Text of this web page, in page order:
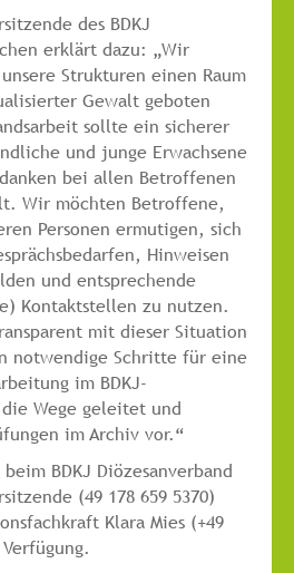
des BDKJ
erklärt dazu: „Wir
Strukturen einen Raum
Gewalt geboten
sollte ein sicherer
und junge Erwachsene
bei allen Betroffenen
Wir möchten Betroffene,
Personen ermutigen, sich
Hinweisen
und entsprechende
Kontaktstellen zu nutzen.
mit dieser Situation
notwendige Schritte für eine
im BDKJ-
Wege geleitet und
im Archiv vor.“
BDKJ Diözesanverband
(49 178 659 5370)
Klara Mies (+49